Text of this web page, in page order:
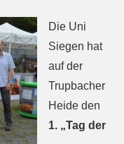
Die Uni
Siegen hat
auf der
Trupbacher
Heide den
1. „Tag der